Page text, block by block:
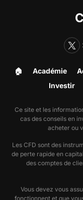
🏠︎ Académie
Investir
Ce site et les
cas des conseils en
acheter ou
Les CFD sont des
de perte rapide en
des comptes de
Vous devez vous
fonctionnent et que